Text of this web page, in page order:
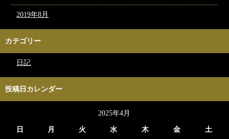
2019年8月
カテゴリー
日記
投稿日カレンダー
2025年4月
日 月 火 水 木 金 土